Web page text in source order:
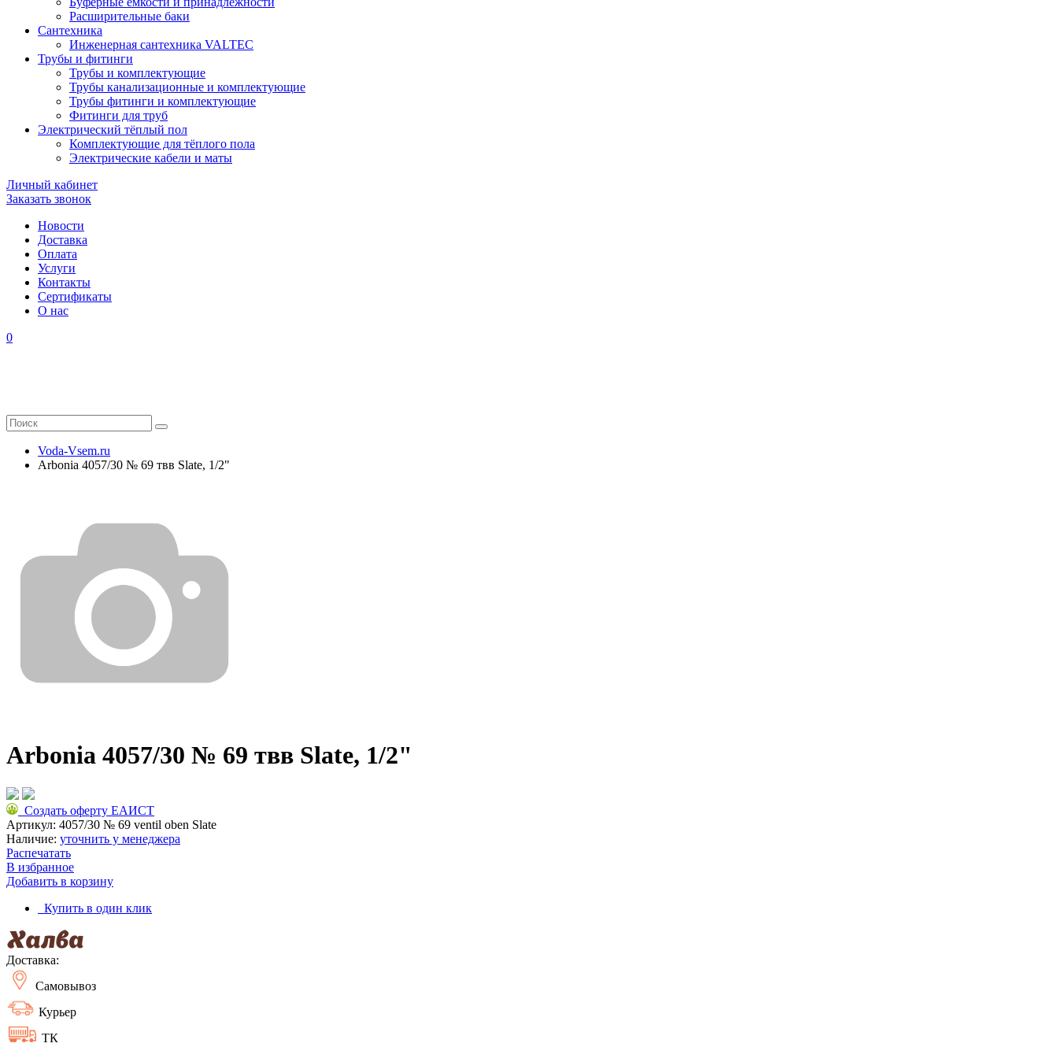
Расширительные баки
Сантехника
Инженерная сантехника VALTEC
Трубы и фитинги
Трубы и комплектующие
Трубы канализационные и комплектующие
Трубы фитинги и комплектующие
Фитинги для труб
Электрический тёплый пол
Комплектующие для тёплого пола
Электрические кабели и маты
Личный кабинет
Заказать звонок
Новости
Доставка
Оплата
Услуги
Контакты
Cертификаты
О нас
0
Voda-Vsem.ru
Arbonia 4057/30 № 69 твв Slate, 1/2"
Arbonia 4057/30 № 69 твв Slate, 1/2"
Создать оферту ЕАИСТ
Артикул: 4057/30 № 69 ventil oben Slate
Наличие: уточнить у менеджера
Распечатать
В избранное
Добавить в корзину
Купить в один клик
Доставка:
Самовывоз
Курьер
ТК